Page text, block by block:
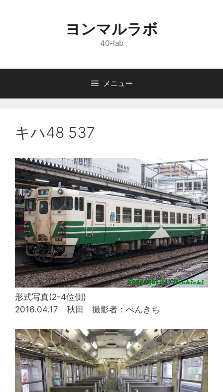
へ
ヨンマルラボ
40-lab
メニュー
キハ48 537
形式写真(2-4位側)
2016.04.17 秋田 撮影者：べんきち